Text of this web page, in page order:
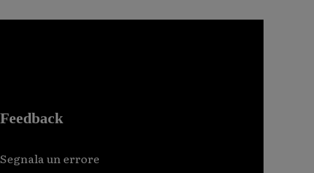
Feedback
Segnala un errore